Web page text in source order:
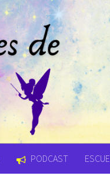
PODCAST